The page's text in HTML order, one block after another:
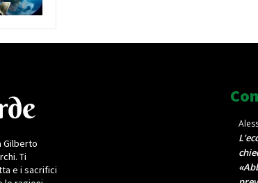
Gilberto
Ti
e i sacrifici